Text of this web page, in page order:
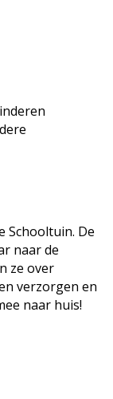
Schooltuin. De
naar de
ze over
verzorgen en
naar huis!